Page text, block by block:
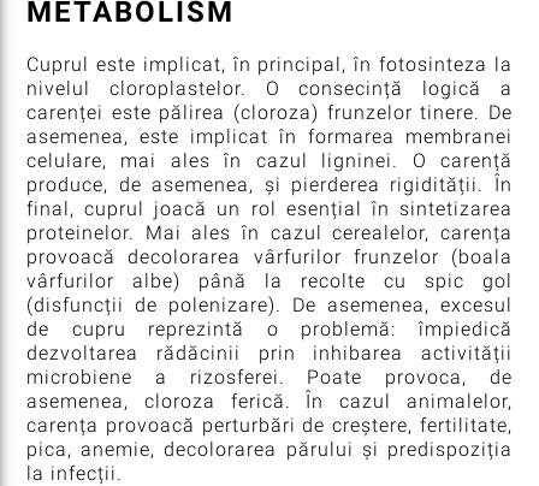
METABOLISM
Cuprul este implicat, în principal, în fotosinteza la
nivelul cloroplastelor. O consecință logică a
carenței este pălirea (cloroza) frunzelor tinere. De
asemenea, este implicat în formarea membranei
celulare, mai ales în cazul ligninei. O carență
produce, de asemenea, și pierderea rigidității. În
final, cuprul joacă un rol esențial în sintetizarea
proteinelor. Mai ales în cazul cerealelor, carența
provoacă decolorarea vârfurilor frunzelor (boala
vârfurilor albe) până la recolte cu spic gol
(disfuncții de polenizare). De asemenea, excesul
de cupru reprezintă o problemă: împiedică
dezvoltarea rădăcinii prin inhibarea activității
microbiene a rizosferei. Poate provoca, de
asemenea, cloroza ferică. În cazul animalelor,
carența provoacă perturbări de creștere, fertilitate,
pica, anemie, decolorarea părului și predispoziția
la infecții.